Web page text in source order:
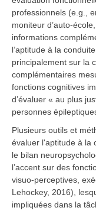
professionnels (e.g.,
moniteur d’auto-
informations
l’aptitude à la
principalement sur la
complémentaires
fonctions cognitives
d’évaluer « au plus
personnes
Plusieurs outils et
évaluer l'aptitude à la
le bilan
l’accent sur des
visuo-perceptives,
Lehockey, 2016),
impliquées dans la